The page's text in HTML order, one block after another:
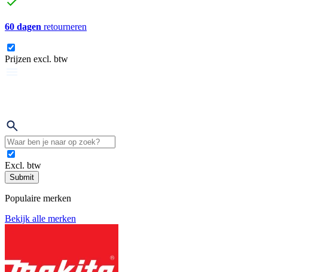
60 dagen retourneren
Prijzen excl. btw
Excl. btw
Submit
Populaire merken
Bekijk alle merken